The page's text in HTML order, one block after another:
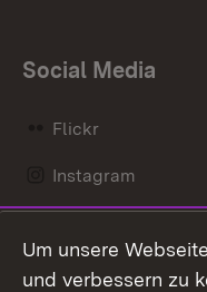
Social Media
Flickr
Instagram
Mastodon
Um unsere
und verbessern zu